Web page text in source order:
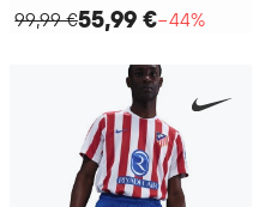
99,99 €55,99 €−44%